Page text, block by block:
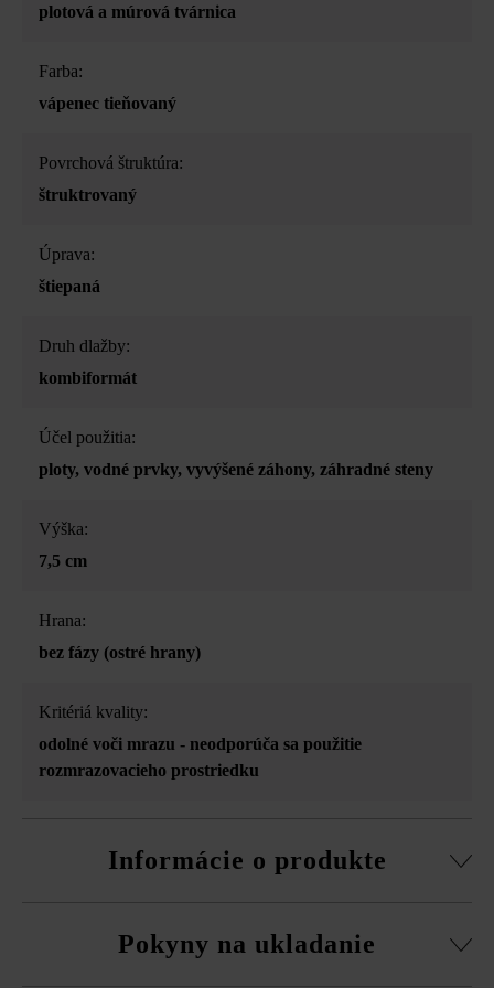
plotová a múrová tvárnica
Farba:
vápenec tieňovaný
Povrchová štruktúra:
štruktrovaný
Úprava:
štiepaná
Druh dlažby:
kombiformát
Účel použitia:
ploty, vodné prvky, vyvýšené záhony, záhradné steny
Výška:
7,5 cm
Hrana:
bez fázy (ostré hrany)
Kritériá kvality:
odolné voči mrazu - neodporúča sa použitie
rozmrazovacieho prostriedku
Informácie o produkte
bočných plôchPokyny na ukladanie